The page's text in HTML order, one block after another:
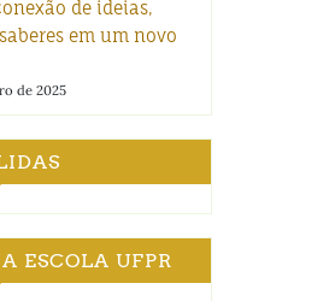
de ideias,
em um novo
de 2025
ESCOLA UFPR